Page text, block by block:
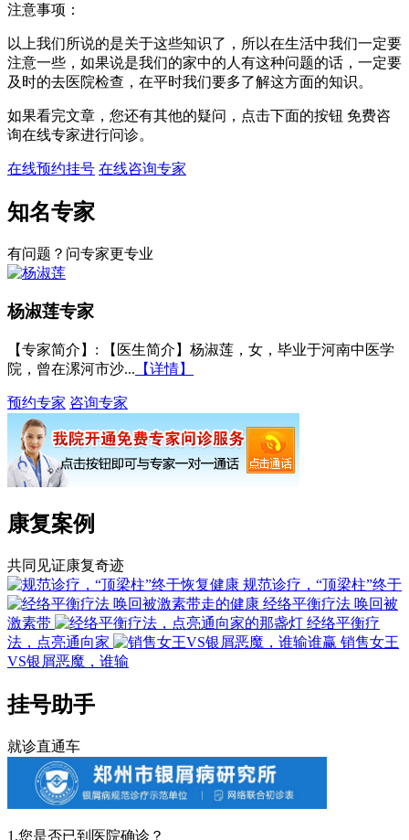
注意事项：
以上我们所说的是关于这些知识了，所以在生活中我们一定要
注意一些，如果说是我们的家中的人有这种问题的话，一定要
及时的去医院检查，在平时我们要多了解这方面的知识。
如果看完文章，您还有其他的疑问，点击下面的按钮 免费咨
询在线专家进行问诊。
在线预约挂号 在线咨询专家
知名专家
有问题？问专家更专业
杨淑莲专家
【专家简介】 : 【医生简介】杨淑莲，女，毕业于河南中医学
院，曾在漯河市沙... 【详情】
预约专家 咨询专家
康复案例
共同见证康复奇迹
规范诊疗，“顶梁柱”终于
经络平衡疗法 唤回被
激素带
经络平衡疗
法，点亮通向家
销售女王
VS银屑恶魔，谁输
挂号助手
就诊直通车
1.您是否已到医院确诊？